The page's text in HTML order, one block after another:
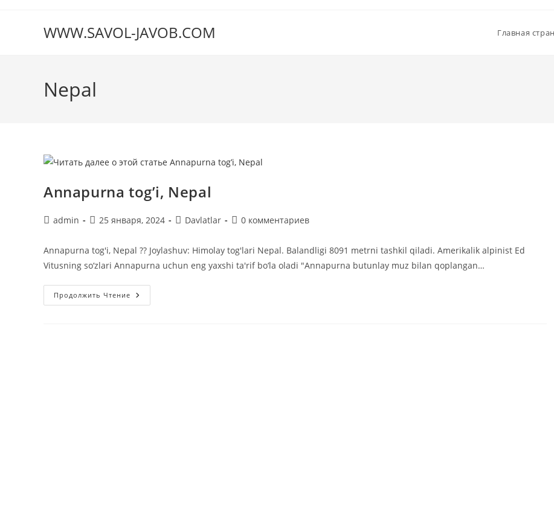
содержимомуWWW.SAVOL-JAVOB.COM Главная
Nepal
Annapurna tog’i, Nepal
Автор
admin
Запись
25 января, 2024
Рубрика
Davlatlar
Комментарии
записи:
0 комментариев
Annapurna tog'i, Nepal ?? Joylashuv: Himolay tog'lari Nepal. Balandligi 8091 metrni tashkil qiladi. Amerikalik alpinist Ed
Vitusning so‘zlari Annapurna uchun eng yaxshi ta'rif bo‘la oladi "Annapurna butunlay muz bilan qoplangan…
Продолжить Чтение Annapurna
Tog’i,